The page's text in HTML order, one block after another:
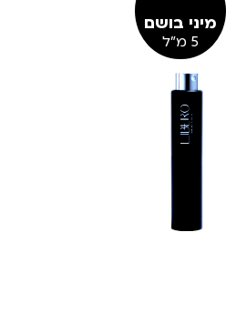
מיני בושם
5 מ"ל